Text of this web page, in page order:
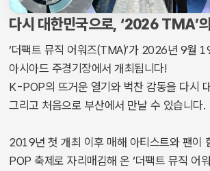
다시 대한민국으로, ‘2026 TMA’
‘더팩트 뮤직 어워즈(TMA)’가 2026년 9월
아시아드 주경기장에서 개최됩니다!
K-POP의 뜨거운 열기와 벅찬 감동을 다시
그리고 처음으로 부산에서 만날 수 있습니다.
2019년 첫 개최 이후 매해 아티스트와 팬이
POP 축제로 자리매김해 온 ‘더팩트 뮤직 어